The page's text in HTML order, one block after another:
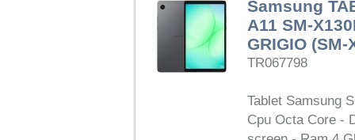
Samsung
A11 SM-
GRIGIO (SM-
TR067798
Tablet Samsung
Cpu Octa Core -